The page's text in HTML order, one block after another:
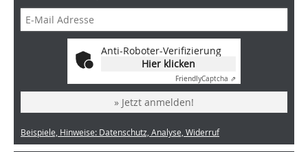
Anti-Roboter-Verifizierung
Hier klicken
FriendlyCaptcha ⇗
» Jetzt anmelden!
Beispiele, Hinweise: Datenschutz, Analyse, Widerruf